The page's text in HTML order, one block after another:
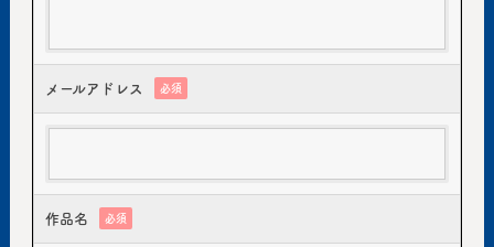
メールアドレス 必須
作品名 必須